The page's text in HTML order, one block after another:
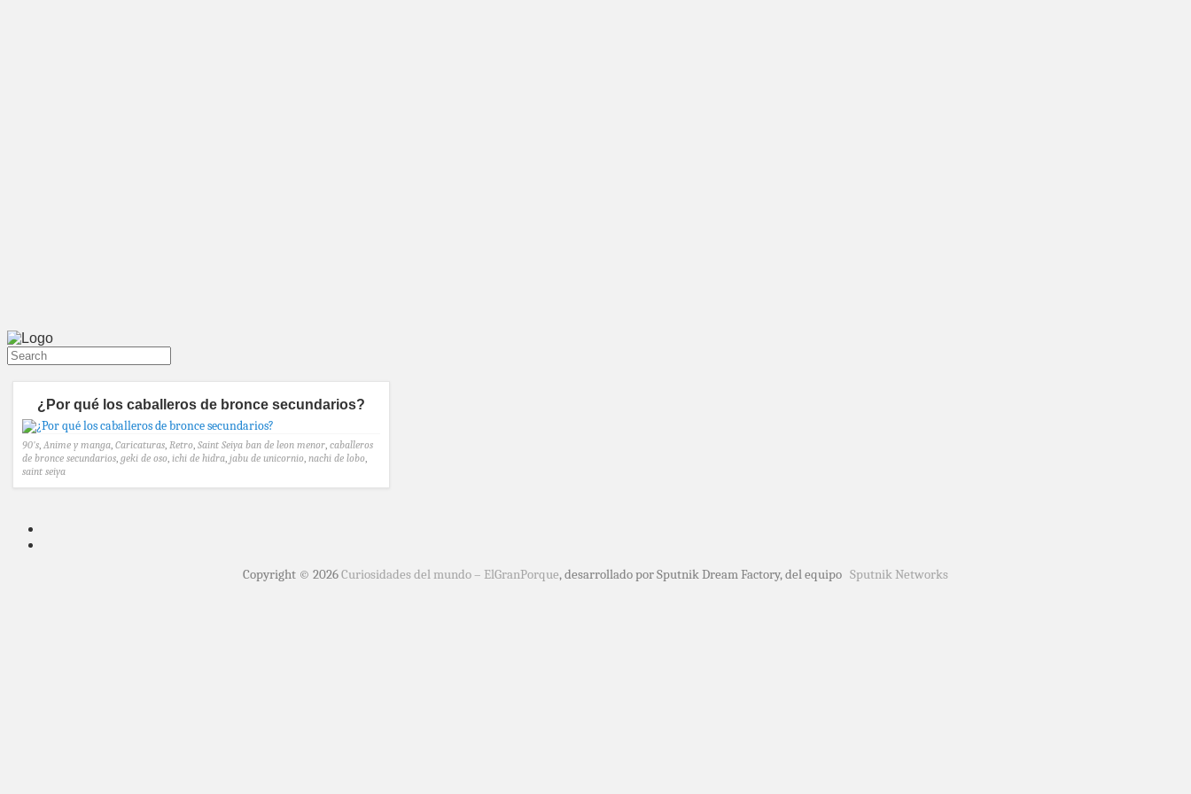
¿Por qué los caballeros de bronce secundarios?
90's, Anime y manga, Caricaturas, Retro, Saint Seiya ban de leon menor, caballeros
de bronce secundarios, geki de oso, ichi de hidra, jabu de unicornio, nachi de lobo,
saint seiya
Copyright © 2026Curiosidades del mundo – ElGranPorque, desarrollado por Sputnik Dream Factory, del equipo Sputnik Networks